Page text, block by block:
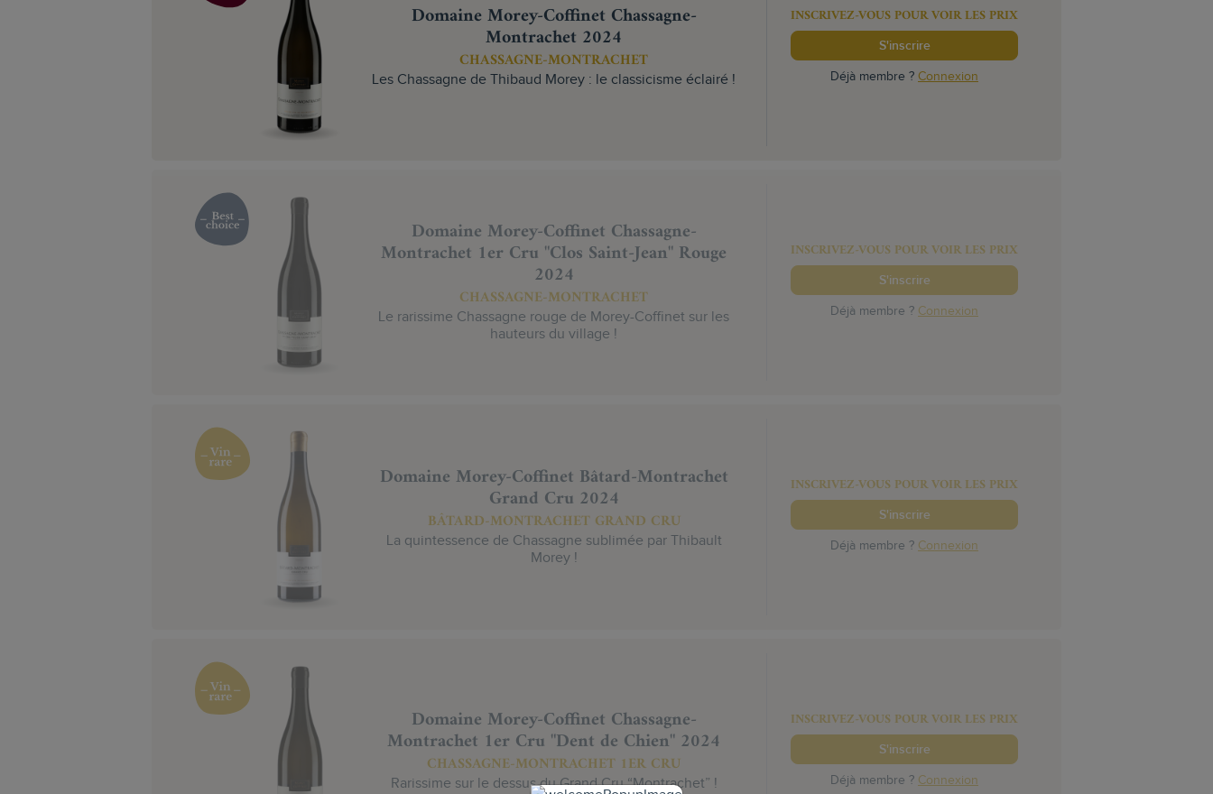
Domaine Morey-Coffinet Chassagne-
Montrachet 2024
CHASSAGNE-MONTRACHET
Les Chassagne de Thibaud Morey : le classicisme éclairé !
INSCRIVEZ-VOUS POUR VOIR LES PRIX
S'inscrire
Déjà membre ? Connexion
Domaine Morey-Coffinet Chassagne-
Montrachet 1er Cru "Clos Saint-Jean" Rouge
2024
CHASSAGNE-MONTRACHET
Le rarissime Chassagne rouge de Morey-Coffinet sur les
hauteurs du village !
INSCRIVEZ-VOUS POUR VOIR LES PRIX
S'inscrire
Déjà membre ? Connexion
Domaine Morey-Coffinet Bâtard-Montrachet
Grand Cru 2024
BÂTARD-MONTRACHET GRAND CRU
La quintessence de Chassagne sublimée par Thibault
Morey !
INSCRIVEZ-VOUS POUR VOIR LES PRIX
S'inscrire
Déjà membre ? Connexion
Domaine Morey-Coffinet Chassagne-
Montrachet 1er Cru "Dent de Chien" 2024
CHASSAGNE-MONTRACHET 1ER CRU
Rarissime sur le dessus du Grand Cru “Montrachet” !
INSCRIVEZ-VOUS POUR VOIR LES PRIX
S'inscrire
Déjà membre ? Connexion